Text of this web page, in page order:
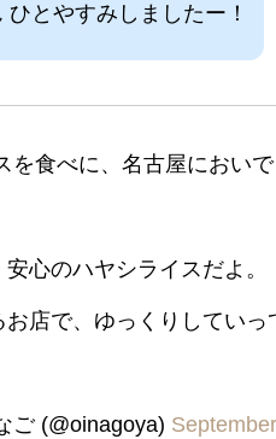
とやすみしましたー！
食べに、名古屋においで
心のハヤシライスだよ。
店で、ゆっくりしていっ
ご (@oinagoya)